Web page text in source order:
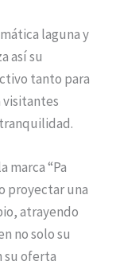
laguna y
así su
tanto para
visitantes
marca “Pa
proyectar una
atrayendo
no solo su
su oferta